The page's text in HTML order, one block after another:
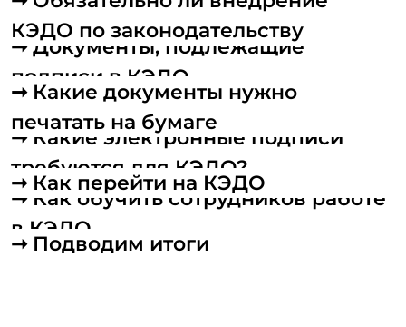
требуются для КЭДО?
➞ Как перейти на КЭДО
➞ Как обучить сотрудников работе
в КЭДО
➞ Подводим итоги